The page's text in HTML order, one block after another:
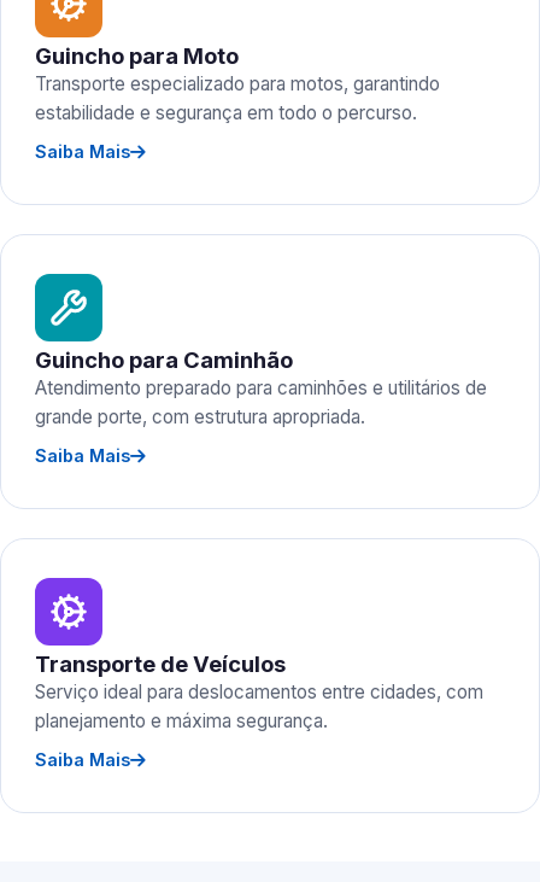
Guincho para Moto
Transporte especializado para motos, garantindo
estabilidade e segurança em todo o percurso.
Saiba Mais
Guincho para Caminhão
Atendimento preparado para caminhões e utilitários de
grande porte, com estrutura apropriada.
Saiba Mais
Transporte de Veículos
Serviço ideal para deslocamentos entre cidades, com
planejamento e máxima segurança.
Saiba Mais